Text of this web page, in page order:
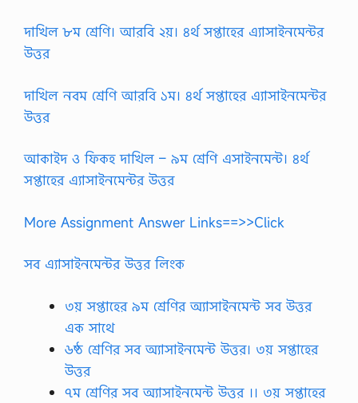
দাখিল ৮ম শ্রেণি। আরবি ২য়। ৪র্থ সপ্তাহের এ্যাসাইনমেন্টর
উত্তর
দাখিল নবম শ্রেণি আরবি ১ম। ৪র্থ সপ্তাহের এ্যাসাইনমেন্টর
উত্তর
আকাইদ ও ফিকহ দাখিল – ৯ম শ্রেণি এসাইনমেন্ট। ৪র্থ
সপ্তাহের এ্যাসাইনমেন্টর উত্তর
More Assignment Answer Links==>>Click
সব এ্যাসাইনমেন্টর উত্তর লিংক
৩য় সপ্তাহের ৯ম শ্রেণির অ্যাসাইনমেন্ট সব উত্তর
এক সাথে
৬ষ্ঠ শ্রেণির সব অ্যাসাইনমেন্ট উত্তর। ৩য় সপ্তাহের
উত্তর
৭ম শ্রেণির সব অ্যাসাইনমেন্ট উত্তর ।। ৩য় সপ্তাহের